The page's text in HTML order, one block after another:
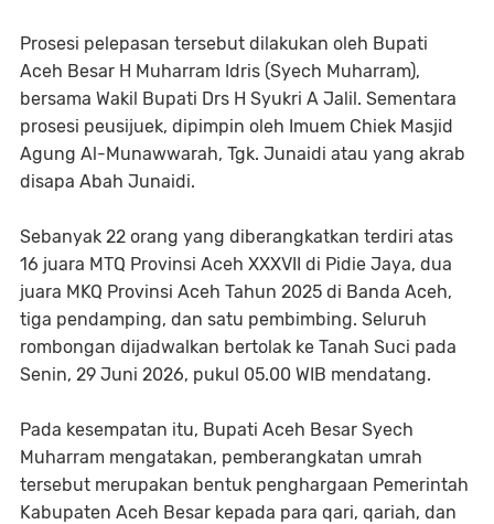
Prosesi pelepasan tersebut dilakukan oleh Bupati
Aceh Besar H Muharram Idris (Syech Muharram),
bersama Wakil Bupati Drs H Syukri A Jalil. Sementara
prosesi peusijuek, dipimpin oleh Imuem Chiek Masjid
Agung Al-Munawwarah, Tgk. Junaidi atau yang akrab
disapa Abah Junaidi.
Sebanyak 22 orang yang diberangkatkan terdiri atas
16 juara MTQ Provinsi Aceh XXXVII di Pidie Jaya, dua
juara MKQ Provinsi Aceh Tahun 2025 di Banda Aceh,
tiga pendamping, dan satu pembimbing. Seluruh
rombongan dijadwalkan bertolak ke Tanah Suci pada
Senin, 29 Juni 2026, pukul 05.00 WIB mendatang.
Pada kesempatan itu, Bupati Aceh Besar Syech
Muharram mengatakan, pemberangkatan umrah
tersebut merupakan bentuk penghargaan Pemerintah
Kabupaten Aceh Besar kepada para qari, qariah, dan